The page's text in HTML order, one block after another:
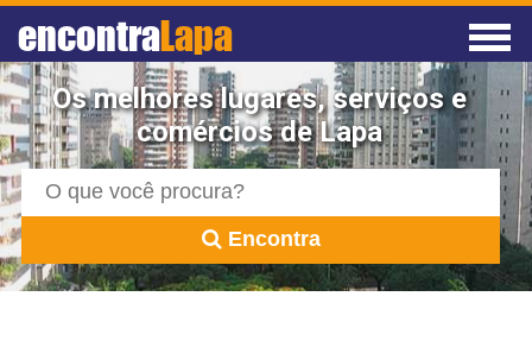
encontraLapa
Os melhores lugares, serviços e
comércios de Lapa
Encontra